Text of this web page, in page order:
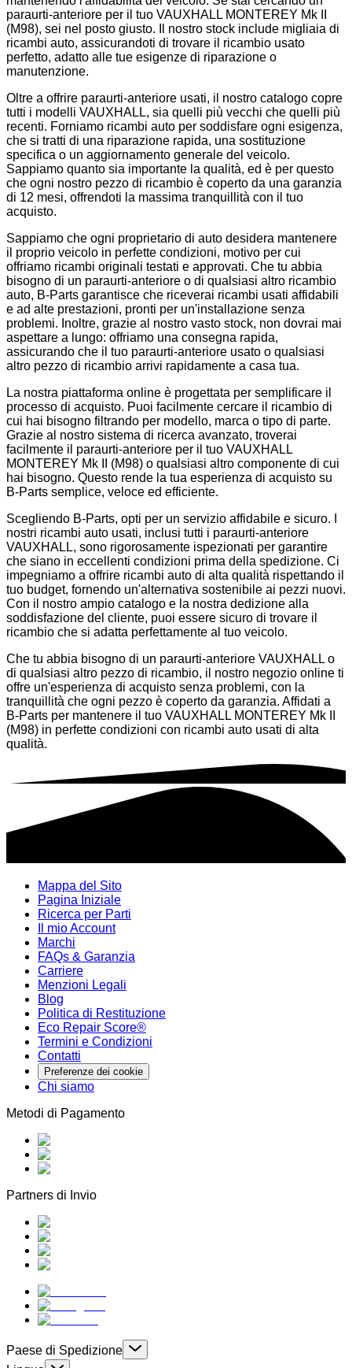
paraurti-anteriore per il tuo VAUXHALL MONTEREY Mk II
(M98), sei nel posto giusto. Il nostro stock include migliaia di
ricambi auto, assicurandoti di trovare il ricambio usato
perfetto, adatto alle tue esigenze di riparazione o
manutenzione.
Oltre a offrire paraurti-anteriore usati, il nostro catalogo copre
tutti i modelli VAUXHALL, sia quelli più vecchi che quelli più
recenti. Forniamo ricambi auto per soddisfare ogni esigenza,
che si tratti di una riparazione rapida, una sostituzione
specifica o un aggiornamento generale del veicolo.
Sappiamo quanto sia importante la qualità, ed è per questo
che ogni nostro pezzo di ricambio è coperto da una garanzia
di 12 mesi, offrendoti la massima tranquillità con il tuo
acquisto.
Sappiamo che ogni proprietario di auto desidera mantenere
il proprio veicolo in perfette condizioni, motivo per cui
offriamo ricambi originali testati e approvati. Che tu abbia
bisogno di un paraurti-anteriore o di qualsiasi altro ricambio
auto, B-Parts garantisce che riceverai ricambi usati affidabili
e ad alte prestazioni, pronti per un'installazione senza
problemi. Inoltre, grazie al nostro vasto stock, non dovrai mai
aspettare a lungo: offriamo una consegna rapida,
assicurando che il tuo paraurti-anteriore usato o qualsiasi
altro pezzo di ricambio arrivi rapidamente a casa tua.
La nostra piattaforma online è progettata per semplificare il
processo di acquisto. Puoi facilmente cercare il ricambio di
cui hai bisogno filtrando per modello, marca o tipo di parte.
Grazie al nostro sistema di ricerca avanzato, troverai
facilmente il paraurti-anteriore per il tuo VAUXHALL
MONTEREY Mk II (M98) o qualsiasi altro componente di cui
hai bisogno. Questo rende la tua esperienza di acquisto su
B-Parts semplice, veloce ed efficiente.
Scegliendo B-Parts, opti per un servizio affidabile e sicuro. I
nostri ricambi auto usati, inclusi tutti i paraurti-anteriore
VAUXHALL, sono rigorosamente ispezionati per garantire
che siano in eccellenti condizioni prima della spedizione. Ci
impegniamo a offrire ricambi auto di alta qualità rispettando il
tuo budget, fornendo un'alternativa sostenibile ai pezzi nuovi.
Con il nostro ampio catalogo e la nostra dedizione alla
soddisfazione del cliente, puoi essere sicuro di trovare il
ricambio che si adatta perfettamente al tuo veicolo.
Che tu abbia bisogno di un paraurti-anteriore VAUXHALL o
di qualsiasi altro pezzo di ricambio, il nostro negozio online ti
offre un'esperienza di acquisto senza problemi, con la
tranquillità che ogni pezzo è coperto da garanzia. Affidati a
B-Parts per mantenere il tuo VAUXHALL MONTEREY Mk II
(M98) in perfette condizioni con ricambi auto usati di alta
qualità.
Mappa del Sito
Pagina Iniziale
Ricerca per Parti
Il mio Account
Marchi
FAQs & Garanzia
Carriere
Menzioni Legali
Blog
Politica di Restituzione
Eco Repair Score®
Termini e Condizioni
Contatti
Preferenze dei cookie
Chi siamo
Metodi di Pagamento
Partners di Invio
Paese di Spedizione